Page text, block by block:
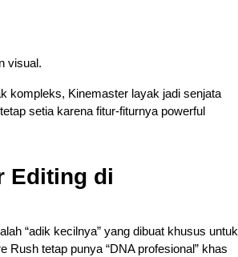
visual.
kompleks, Kinemaster layak jadi senjata
setia karena fitur-fiturnya powerful
Editing di
“adik kecilnya” yang dibuat khusus untuk
tetap punya “DNA profesional” khas